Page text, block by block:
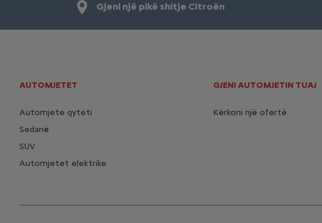
Gjeni një pikë shitje Citroën
AUTOMJETET
Automjete qyteti
Sedanë
SUV
Automjetet elektrike
GJENI AUTOMJETIN TUAJ
Kërkoni një ofertë